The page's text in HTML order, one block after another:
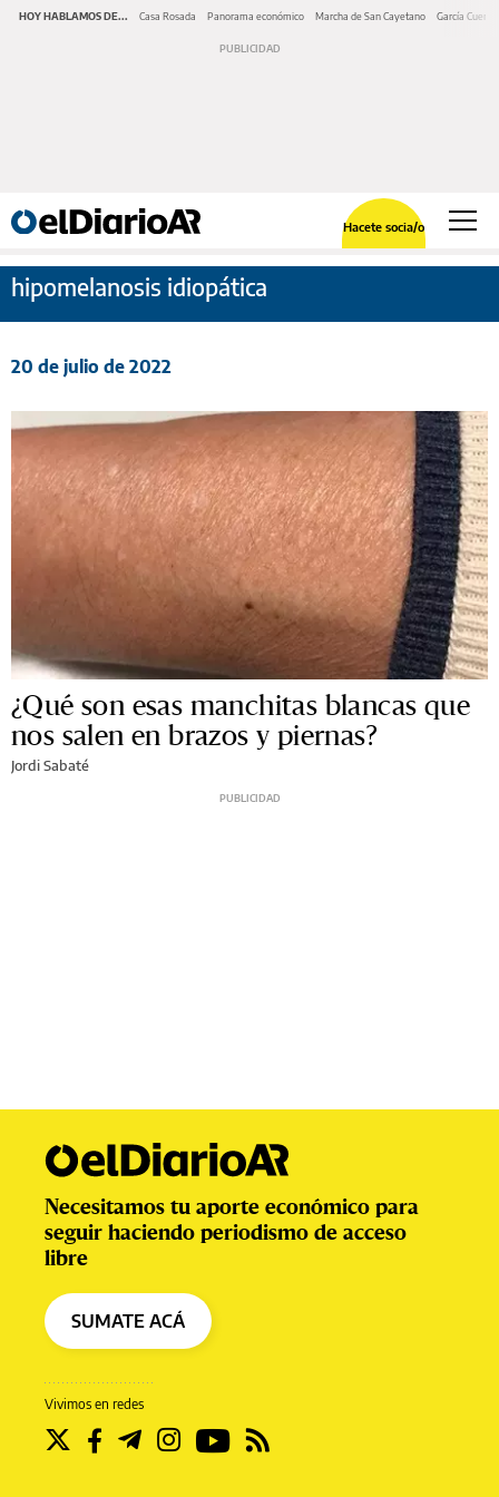
HOY HABLAMOS DE... Casa Rosada Panorama económico Marcha de San Cayetano García Cuerva
Hacete socia/o
hipomelanosis idiopática
20 de julio de 2022
¿Qué son esas manchitas blancas que
nos salen en brazos y piernas?
Jordi Sabaté
Vivimos en redes
Necesitamos tu aporte económico para
seguir haciendo periodismo de acceso
libre
SUMATE ACÁ